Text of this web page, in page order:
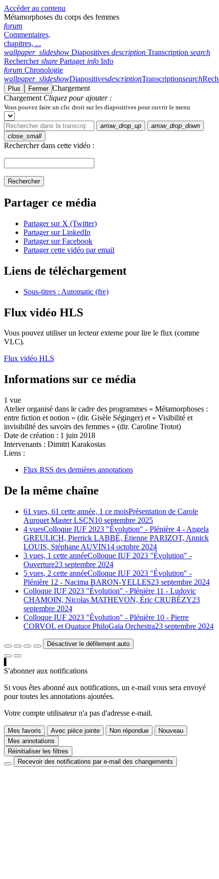
Accéder au contenu
Métamorphoses du corps des femmes
forum
Commentaires,
chapitres, ...
wallpaper_slideshow Diapositives description Transcription search
Rechercher share Partager info Info
forum Chronologie
wallpaper_slideshowDiapositivesdescriptionTranscriptionsearch
Plus Fermer Chargement
Chargement Cliquez pour ajouter :
Vous pouvez faire un clic droit sur les diapositives pour ouvrir le menu
arrow_drop_up
arrow_drop_down
close_small
Rechercher dans cette vidéo :
Rechercher
Partager ce média
Partager sur X (Twitter)
Partager sur LinkedIn
Partager sur Facebook
Partager cette vidéo par email
Liens de téléchargement
Sous-titres : Automatic (fre)
Flux vidéo HLS
Vous pouvez utiliser un lecteur externe pour lire le flux (comme
VLC).
Flux vidéo HLS
Informations sur ce média
1 vue
Atelier organisé dans le cadre des programmes « Métamorphoses :
entre fiction et notion » (dir. Gisèle Séginger) et « Visibilité et
invisibilité des savoirs des femmes » (dir. Caroline Trotot)
Date de création : 1 juin 2018
Intervenants : Dimitri Karakostas
Liens :
Flux RSS des dernières annotations
De la même chaîne
61 vues, 61 cette année, 1 ce moisPrésentation de Carole
Aurouet Master LSCN10 septembre 2025
4 vuesColloque IUF 2023 "Évolution" - Plénière 4 - Angela
GREULICH, Pierrick LABBÉ, Étienne PARIZOT, Annick
LOUIS, Stéphane AUVIN14 octobre 2024
3 vues, 1 cette annéeColloque IUF 2023 "Évolution" -
Ouverture23 septembre 2024
5 vues, 2 cette annéeColloque IUF 2023 "Évolution" -
Plénière 12 - Nacima BARON-YELLES23 septembre 2024
Colloque IUF 2023 "Évolution" - Plénière 11 - Ludovic
CHAMOIN, Nicolas MATHEVON, Éric CRUBÉZY23
septembre 2024
Colloque IUF 2023 "Évolution" - Plénière 10 - Pierre
CORVOL et Quatuor PhiloGaïa Orchestra23 septembre 2024
Désactiver le défilement auto
S'abonner aux notifications
Si vous êtes abonné aux notifications, un e-mail vous sera envoyé
pour toutes les annotations ajoutées.
Votre compte utilisateur n'a pas d'adresse e-mail.
Mes favoris Avec pièce jointe Non répondue
Nouveau
Mes annotations
Réinitialiser les filtres
Recevoir des notifications par e-mail des changements